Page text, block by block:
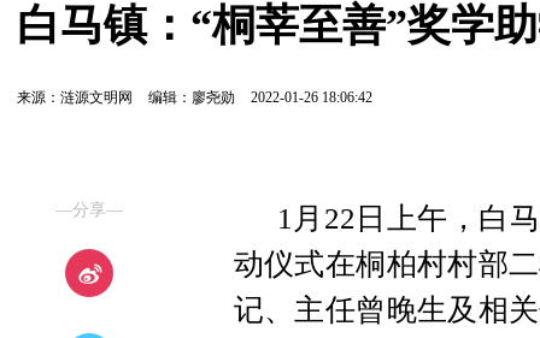
白马镇：“桐莘至善”奖学
来源：涟源文明网 编辑：廖尧勋 2022-01-26 18:06:42
—分享—
1月22日上午，白
动仪式在桐柏村村部
记、主任曾晚生及相